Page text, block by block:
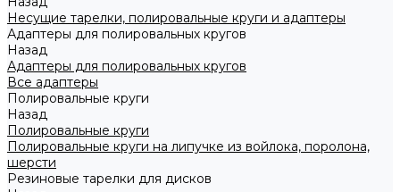
Несущие тарелки, полировальные круги и адаптеры
Адаптеры для полировальных кругов
Назад
Адаптеры для полировальных кругов
Все адаптеры
Полировальные круги
Назад
Полировальные круги
Полировальные круги на липучке из войлока, поролона,
шерсти
Резиновые тарелки для дисков